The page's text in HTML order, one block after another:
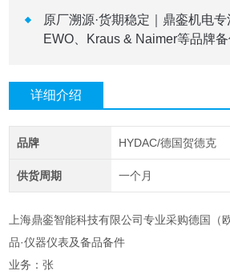
原厂溯源·货期稳定｜鼎銮机电专
EWO、Kraus & Naimer等品牌
详细介绍
品牌 HYDAC/德国贺德克
供货周期 一个月
上海鼎銮智能科技有限公司专业采购德国（
品·仪器仪表及备品备件
业务：张